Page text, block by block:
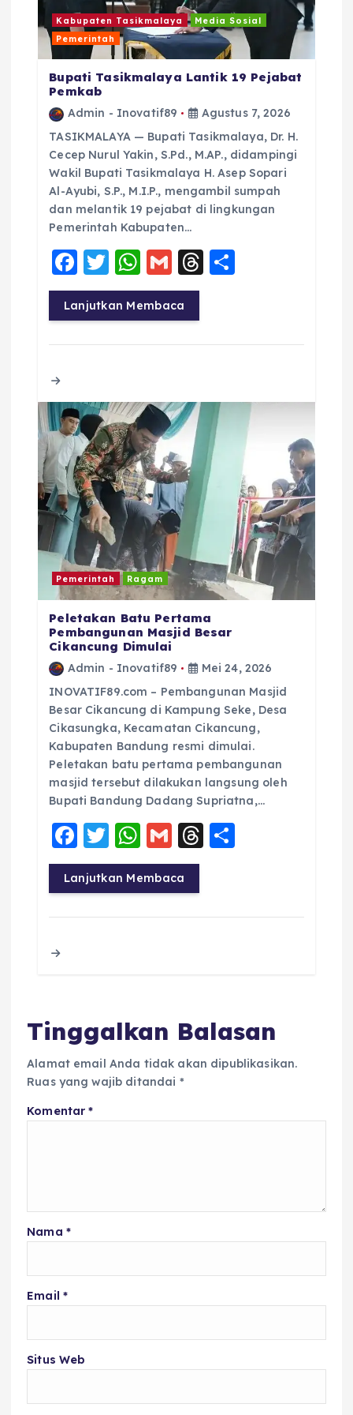
Kabupaten Tasikmalaya
Media Sosial
Pemerintah
Bupati Tasikmalaya Lantik 19 Pejabat
Pemkab
Admin - Inovatif89
Agustus 7, 2026
TASIKMALAYA — Bupati Tasikmalaya, Dr. H.
Cecep Nurul Yakin, S.Pd., M.AP., didampingi
Wakil Bupati Tasikmalaya H. Asep Sopari
Al-Ayubi, S.P., M.I.P., mengambil sumpah
dan melantik 19 pejabat di lingkungan
Pemerintah Kabupaten…
F
a
c
e
o
k
T
w
it
te
W
h
a
ts
p
G
m
ai
l
T
a re
Lanjutkan Membaca
Pemerintah Ragam
Peletakan Batu Pertama
Pembangunan Masjid Besar
Cikancung Dimulai
Admin - Inovatif89
Mei 24, 2026
INOVATIF89.com – Pembangunan Masjid
Besar Cikancung di Kampung Seke, Desa
Cikasungka, Kecamatan Cikancung,
Kabupaten Bandung resmi dimulai.
Peletakan batu pertama pembangunan
masjid tersebut dilakukan langsung oleh
Bupati Bandung Dadang Supriatna,…
F
a
c
e
T
w
it
te
W
h
a
ts
G
m
ai
l
T
a re
Lanjutkan Membaca
Tinggalkan Balasan
Alamat email Anda tidak akan dipublikasikan.
Ruas yang wajib ditandai *
Komentar*
Nama *
Email *
Situs Web